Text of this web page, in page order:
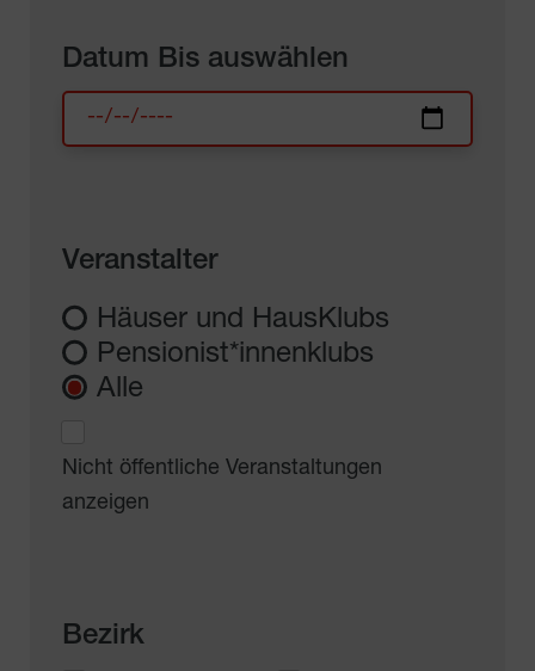
Datum Bis auswählen
Veranstalter
Häuser und HausKlubs
Pensionist*innenklubs
Alle
Nicht öffentliche Veranstaltungen
anzeigen
Bezirk